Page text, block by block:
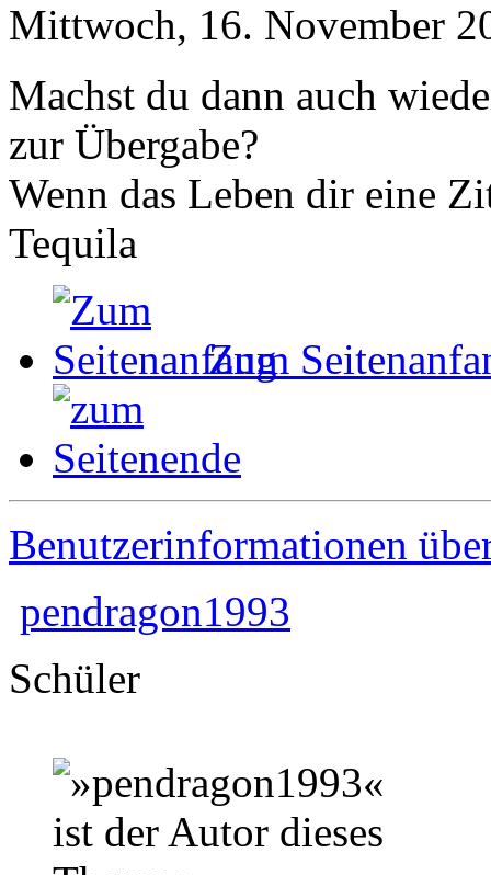
Mittwoch, 16. November
Machst du dann auch
zur Übergabe?
Wenn das Leben dir eine
Tequila
Zum
Benutzerinformationen
pendragon1993
Schüler